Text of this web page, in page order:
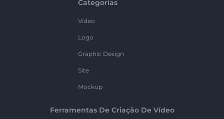
Categorias
Vídeo
Logo
Graphic Design
Site
Mockup
Ferramentas De Criação De Vídeo